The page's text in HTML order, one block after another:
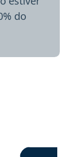
do
em
Estudante